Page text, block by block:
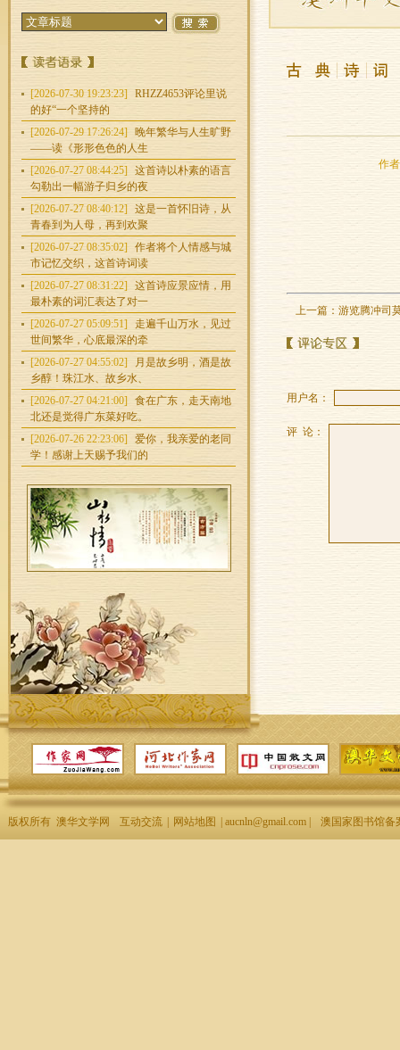
[2026-07-30 19:23:23]
RHZZ4653评论里说
的好“一个坚持的
[2026-07-29 17:26:24]
晚年繁华与人生旷野
——读《形形色色的人生
[2026-07-27 08:44:25]
这首诗以朴素的语言
勾勒出一幅游子归乡的夜
[2026-07-27 08:40:12]
这是一首怀旧诗，从
青春到为人母，再到欢聚
[2026-07-27 08:35:02]
作者将个人情感与城
市记忆交织，这首诗词读
[2026-07-27 08:31:22]
这首诗应景应情，用
最朴素的词汇表达了对一
[2026-07-27 05:09:51]
走遍千山万水，见过
世间繁华，心底最深的牵
[2026-07-27 04:55:02]
月是故乡明，酒是故
乡醇！珠江水、故乡水、
[2026-07-27 04:21:00]
食在广东，走天南地
北还是觉得广东菜好吃。
[2026-07-26 22:23:06]
爱你，我亲爱的老同
学！感谢上天赐予我们的
作
上一篇： 游览腾冲司
用户名：
评 论：
版权所有 澳华文学网 互动交流 网站地图 | aucnln@gmail.com | 澳国家图书馆备